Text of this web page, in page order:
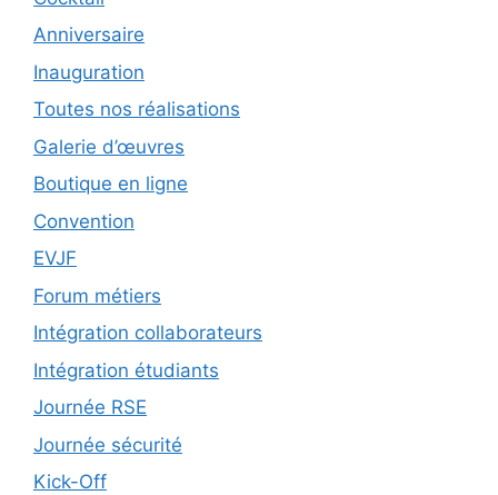
Anniversaire
Inauguration
Toutes nos réalisations
Galerie d’œuvres
Boutique en ligne
Convention
EVJF
Forum métiers
Intégration collaborateurs
Intégration étudiants
Journée RSE
Journée sécurité
Kick-Off